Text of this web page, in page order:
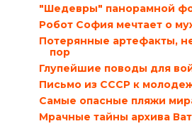
"Шедевры" панорамной
Робот София мечтает о
Потерянные артефакты,
пор
Глупейшие поводы для
Письмо из СССР к
Самые опасные пляжи
Мрачные тайны архива